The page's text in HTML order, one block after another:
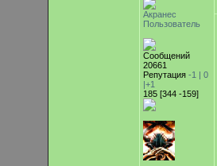
Акранес
Пользователь
Сообщений
20661
Репутация -1 | 0
|+1
185 [344 -159]